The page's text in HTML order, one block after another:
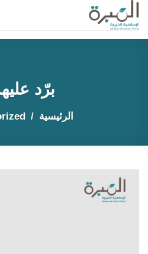
تخطي
للمحتوى
برّد
الرئيسية